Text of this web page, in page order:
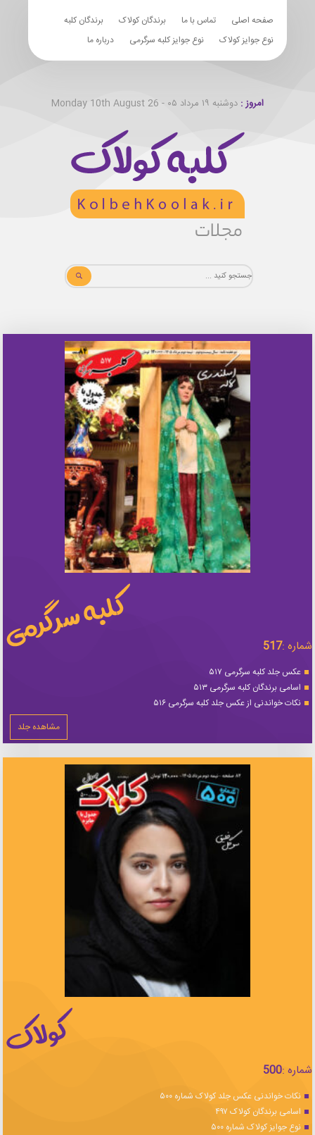
صفحه اصلی تماس با ما برندگان کولاک
برندگان کلبه
نوع جوایز کولاک
نوع جوایز کلبه سرگرمی درباره ما
امروز : دوشنبه ۱۹ مرداد ۰۵ - Monday 10th August 26
شماره :517
عکس جلد کلبه سرگرمی ۵۱۷
اسامی برندگان کلبه سرگرمی ۵۱۳
نکات خواندنی از عکس جلد کلبه سرگرمی ۵۱۶
مشاهده جلد
شماره :500
نکات خواندنی عکس جلد کولاک شماره ۵۰۰
اسامی برندگان کولاک ۴۹۷
نوع جوایز کولاک شماره ۵۰۰